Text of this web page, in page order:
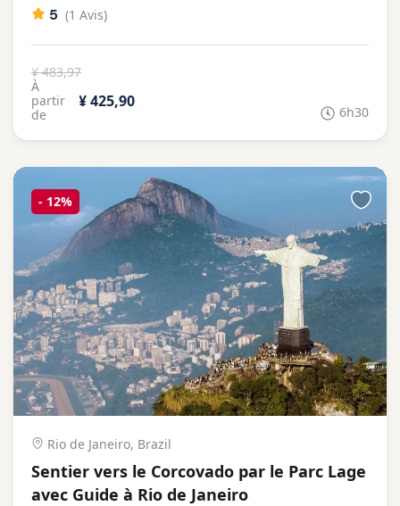
5 (1 Avis)
¥ 483,97
À
partir
de
¥ 425,90
6h30
- 12%
Rio de Janeiro, Brazil
Sentier vers le Corcovado par le Parc Lage
avec Guide à Rio de Janeiro